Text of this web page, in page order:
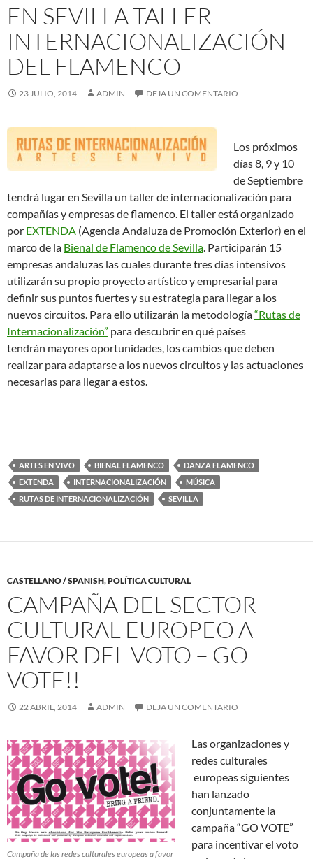
EN SEVILLA TALLER
INTERNACIONALIZACIÓN
DEL FLAMENCO
23 JULIO, 2014 ADMIN DEJA UN COMENTARIO
Los próximos
días 8, 9 y 10
de Septiembre
tendrá lugar en Sevilla un taller de internacionalización para
compañías y empresas de flamenco. El taller está organizado
por EXTENDA (Agencia Andaluza de Promoción Exterior) en el
marco de la Bienal de Flamenco de Sevilla. Participarán 15
empresas andaluzas las cuales durante tres días intensivos
utilizarán su propio proyecto artístico y empresarial para
definir sus puntos fuertes y su estrategia para llegar a los
nuevos circuitos. Para ello utilizarán la metodología“Rutas de
Internacionalización” para descubrir en qué países
tendrán mayores oportunidades, los cambios que deben
realizar para adaptarse a los nuevos circuitos y las actuaciones
necesarias para llegar a estos.
ARTES EN VIVO BIENAL FLAMENCO
DANZA FLAMENCO
EXTENDA
INTERNACIONALIZACIÓN
MÚSICA
RUTAS DE INTERNACIONALIZACIÓN
SEVILLA
CASTELLANO / SPANISH,POLÍTICA CULTURAL
CAMPAÑA DEL SECTOR
CULTURAL EUROPEO A
FAVOR DEL VOTO – GO
VOTE!!
22 ABRIL, 2014 ADMIN DEJA UN COMENTARIO
Campaña de las redes culturales europeas a favor
Las organizaciones y
redes culturales
europeas siguientes
han lanzado
conjuntamente la
campaña “GO VOTE”
para incentivar el voto